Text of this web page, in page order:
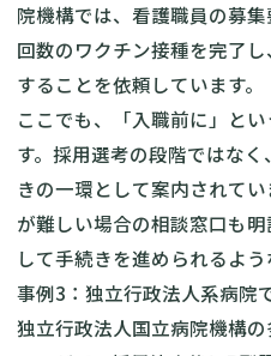
院機構では、看護職員の募
回数のワクチン接種を完了
することを依頼しています。
ここでも、「入職前に」と
す。採用選考の段階ではな
きの一環として案内されて
が難しい場合の相談窓口も
して手続きを進められるよう
事例3：独立行政法人系病院
独立行政法人国立病院機構